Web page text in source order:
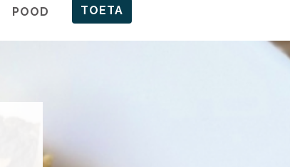
POOD TOETA